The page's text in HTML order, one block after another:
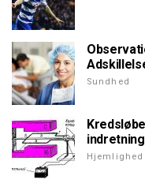
Sundhed
Hjemlighed